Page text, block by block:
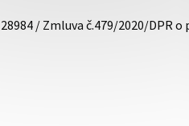
28984 / Zmluva č.479/2020/DPR